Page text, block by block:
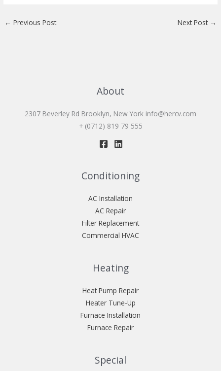
← Previous Post Next Post →
About
2307 Beverley Rd Brooklyn, New York info@hercv.com
+ (0712) 819 79 555
Conditioning
AC Installation
AC Repair
Filter Replacement
Commercial HVAC
Heating
Heat Pump Repair
Heater Tune-Up
Furnace Installation
Furnace Repair
Special